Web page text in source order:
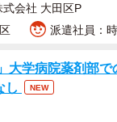
会社 大田区P
派遣社員：
大学病院薬剤部
し
NEW